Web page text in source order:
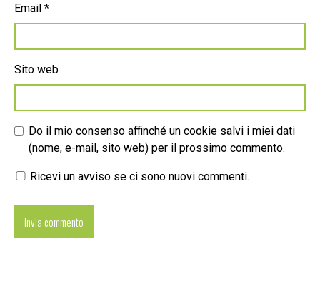
Email *
Sito web
Do il mio consenso affinché un cookie salvi i miei dati
(nome, e-mail, sito web) per il prossimo commento.
Ricevi un avviso se ci sono nuovi commenti.